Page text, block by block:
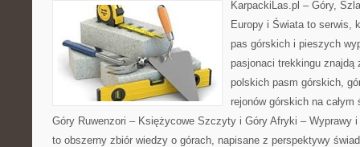
KarpackiLas.pl – Góry,
Europy i Świata to serwis,
pas górskich i pieszych
pasjonaci trekkingu znajdą
polskich pasm górskich,
rejonów górskich na
Góry Ruwenzori – Księżycowe Szczyty i Góry Afryki – Wyprawy
to obszerny zbiór wiedzy o górach, napisane z perspektywy